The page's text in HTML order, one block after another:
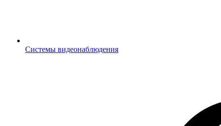
Системы видеонаблюдения